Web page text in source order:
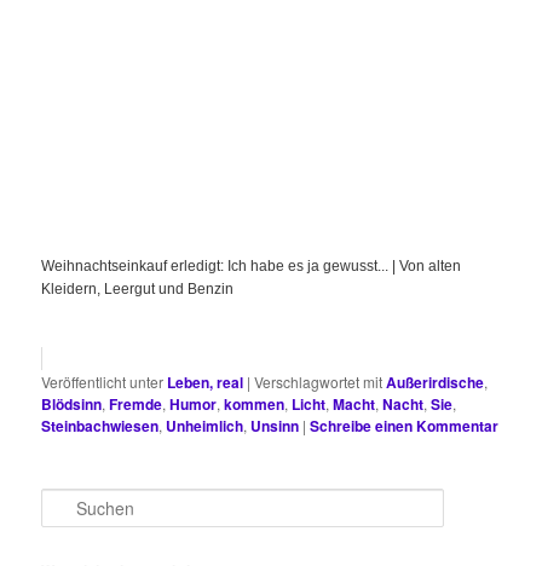
Weihnachtseinkauf erledigt: Ich habe es ja gewusst... | Von alten
Kleidern, Leergut und Benzin
Veröffentlicht unter Leben, real |Verschlagwortet mitAußerirdische,
Blödsinn,Fremde,Humor,kommen, Licht,Macht,Nacht,Sie,
Steinbachwiesen, Unheimlich, Unsinn |Schreibe einen Kommentar
u